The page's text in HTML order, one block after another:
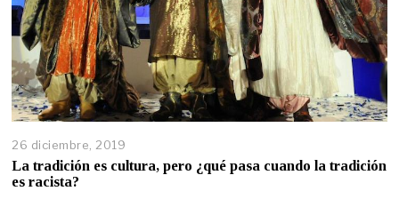
26 diciembre, 2019
La tradición es cultura, pero ¿qué pasa cuando la tradición
es racista?